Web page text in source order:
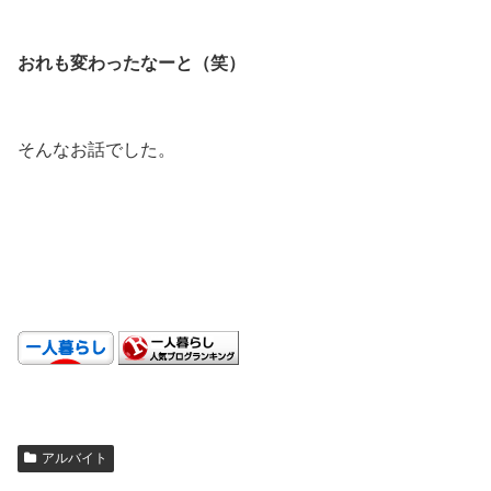
おれも変わったなーと（笑）
そんなお話でした。
アルバイト